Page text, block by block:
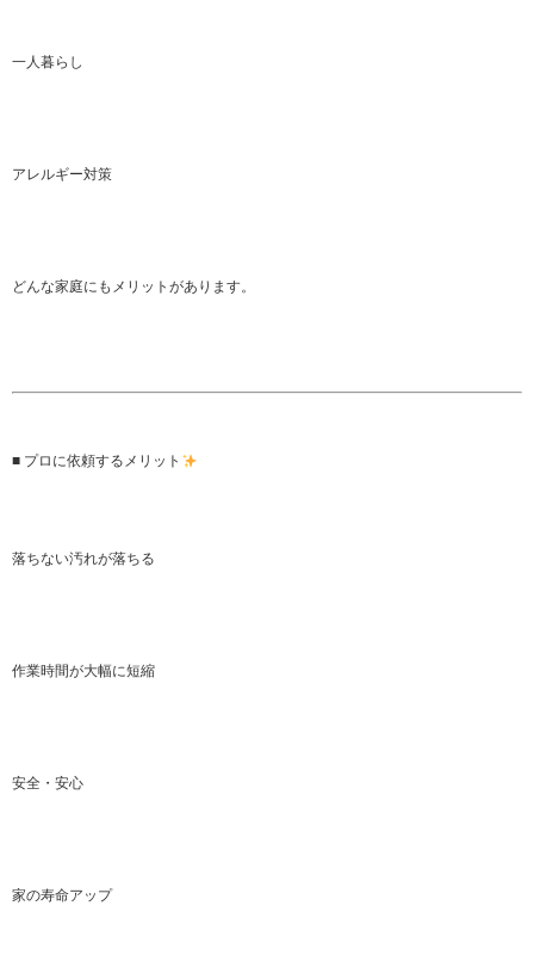
一人暮らし
アレルギー対策
どんな家庭にもメリットがあります。
■ プロに依頼するメリット
落ちない汚れが落ちる
作業時間が大幅に短縮
安全・安心
家の寿命アップ